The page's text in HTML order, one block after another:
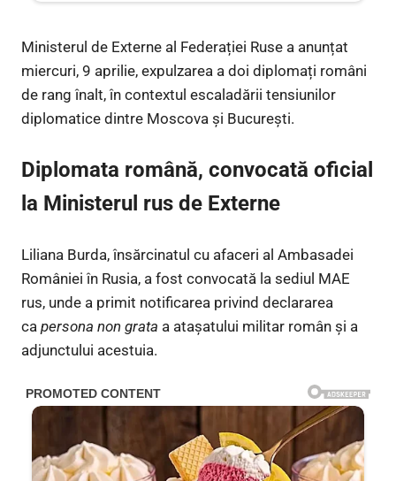
Ministerul de Externe al Federației Ruse a anunțat
miercuri, 9 aprilie, expulzarea a doi diplomați români
de rang înalt, în contextul escaladării tensiunilor
diplomatice dintre Moscova și București.
Diplomata română, convocată oficial
la Ministerul rus de Externe
Liliana Burda, însărcinatul cu afaceri al Ambasadei
României în Rusia, a fost convocată la sediul MAE
rus, unde a primit notificarea privind declararea
ca persona non grata a atașatului militar român și a
adjunctului acestuia.